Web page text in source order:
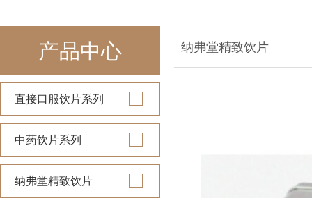
产品中心
直接口服饮片系列
中药饮片系列
纳弗堂精致饮片
纳弗堂精致饮片